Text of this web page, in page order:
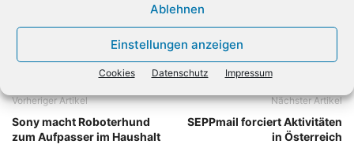
Ablehnen
Einstellungen anzeigen
Cookies Datenschutz Impressum
Vorheriger Artikel
Sony macht Roboterhund
zum Aufpasser im Haushalt
Nächster Artikel
SEPPmail forciert Aktivitäten
in Österreich